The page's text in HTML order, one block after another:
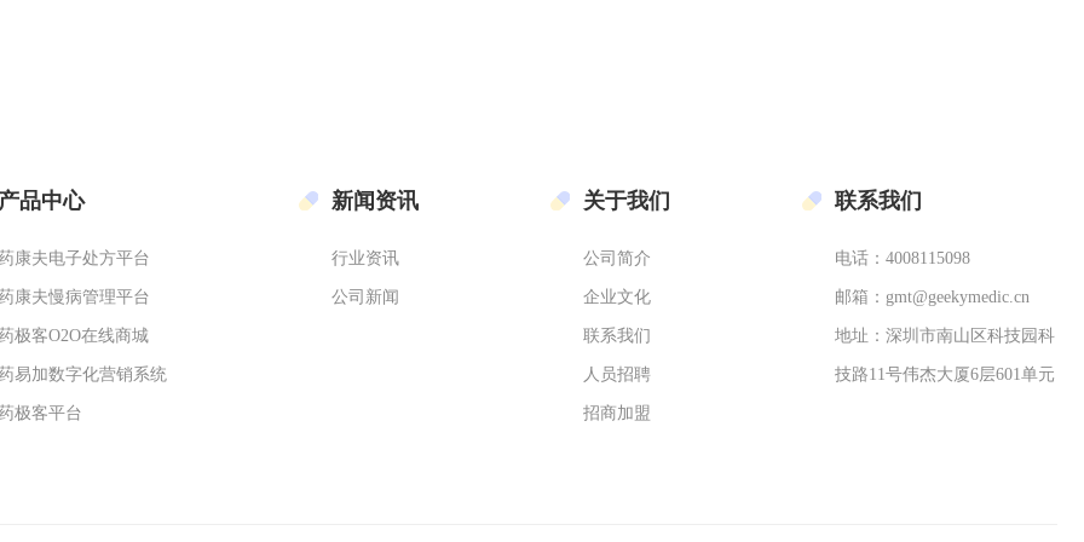
品中心
康夫电子处方平台
康夫慢病管理平台
极客O2O在线商城
易加数字化营销系统
极客平台
新闻资讯
行业资讯
公司新闻
关于我们
公司简介
企业文化
联系我们
人员招聘
招商加盟
联系我们
电话：4008115098
邮箱：gmt@geekymedic.cn
地址：深圳市南山区科技园科
技路11号伟杰大厦6层601单元